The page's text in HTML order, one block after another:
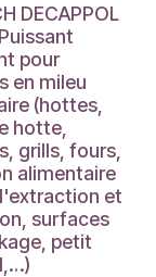
DECAPPOL
pour
en mileu
(hottes,
hotte,
grills, fours,
alimentaire
et
surfaces
petit